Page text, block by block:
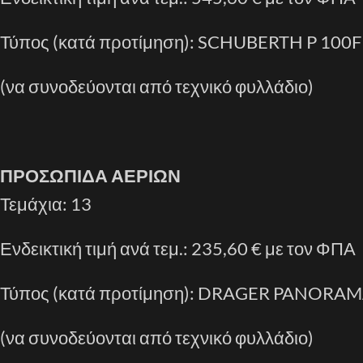
Τύπος (κατά προτίμηση): SCHUBERTH P 100F
(να συνοδεύονται από τεχνικό φυλλάδιο)
ΠΡΟΣΩΠΙΔΑ ΑΕΡΙΩΝ
Τεμάχια: 13
Ενδεικτική τιμή ανά τεμ.: 235,60 € με τον ΦΠΑ
Τύπος (κατά προτίμηση): DRAGER
(να συνοδεύονται από τεχνικό φυλλάδιο)